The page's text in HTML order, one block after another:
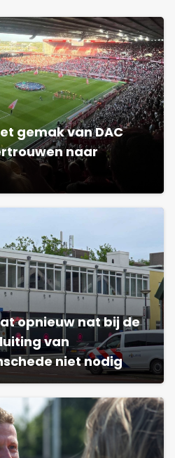
gemak van DAC
naar
opnieuw nat bij de
van
niet nodig